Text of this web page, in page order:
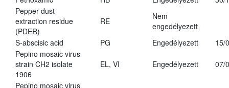
Pepper dust
extraction residue
(PDER)
RE
Nem
engedélyezett
S-abscisic acid
PG Engedélyezett
15/
Pepino mosaic virus
strain CH2 isolate
1906
EL, VI Engedélyezett 07/
Pepino mosaic virus